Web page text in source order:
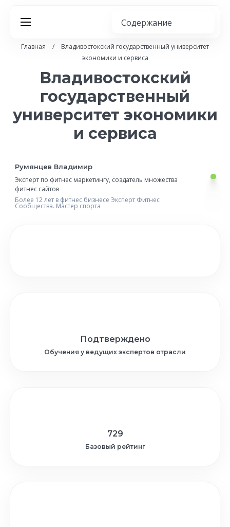
Главная /
Владивостокский государственный университет
экономики и сервиса
Владивостокский
государственный
университет экономики
и сервиса
Румянцев Владимир
Эксперт по фитнес маркетингу, создатель множества
фитнес сайтов
Более 12 лет в фитнес бизнесе Эксперт Фитнес
Сообщества. Мастер спорта
Подтверждено
Обучения у ведущих экспертов отрасли
729
Базовый рейтинг